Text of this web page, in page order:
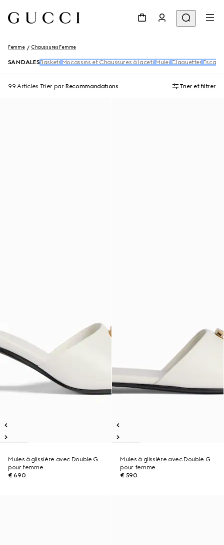
Femme Chaussures Femme
SANDALES Baskets Mocassins et Chaussures à lacets Mules Claquettes
99 Articles Trier par Recommandations Trier et filtrer
Mules à glissière avec Double G
pour femme
€ 690
Mules à glissière avec Double G
pour femme
€ 590